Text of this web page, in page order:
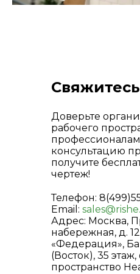
Доверьте
рабочего
консультацию
получите
чертеж!
Телефон:
Email:
Адрес: Москва,
набережная, д.
«Федерация»,
(Восток), 35
пространство